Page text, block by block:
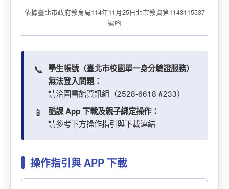
依據臺北市政府教育局114年11月25日北市教資第1143115537
號函
📞 學生帳號（臺北市校園單一身分驗證服務）
無法登入問題：
請洽圖書館資訊組（2528-6618 #233）
📱
酷課 App 下載及親子綁定操作：
請參考下方操作指引與下載連結
操作指引與 APP 下載